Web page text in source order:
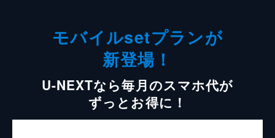
モバイルsetプランが
新登場！
U-NEXTなら毎月のスマホ代が
ずっとお得に！